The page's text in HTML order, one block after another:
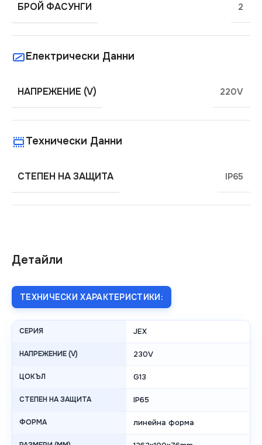
Детайли
ТЕХНИЧЕСКИ ХАРАКТЕРИСТИКИ:
СЕРИЯ JEX
НАПРЕЖЕНИЕ (V) 230V
ЦОКЪЛ G13
СТЕПЕН НА ЗАЩИТА IP65
ФОРМА линейна форма
БРОЙ ФАСУНГИ 2
Електрически Данни
НАПРЕЖЕНИЕ (V) 220V
Технически Данни
СТЕПЕН НА ЗАЩИТА IP65